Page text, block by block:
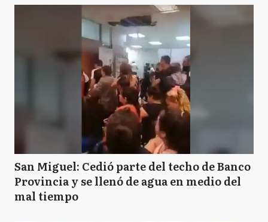
San Miguel: Cedió parte del techo de Banco
Provincia y se llenó de agua en medio del
mal tiempo